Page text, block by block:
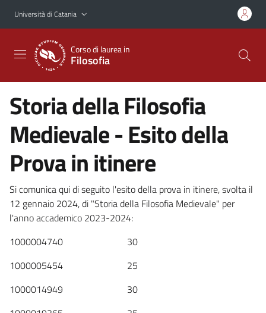
Vai al contenuto principale
Vai al menu di navigazione
Università di Catania
Corso di laurea in
Filosofia
Storia della Filosofia
Medievale - Esito della
Prova in itinere
Si comunica qui di seguito l'esito della prova in itinere, svolta il
12 gennaio 2024, di "Storia della Filosofia Medievale" per
l'anno accademico 2023-2024:
1000004740 30
1000005454 25
1000014949 30